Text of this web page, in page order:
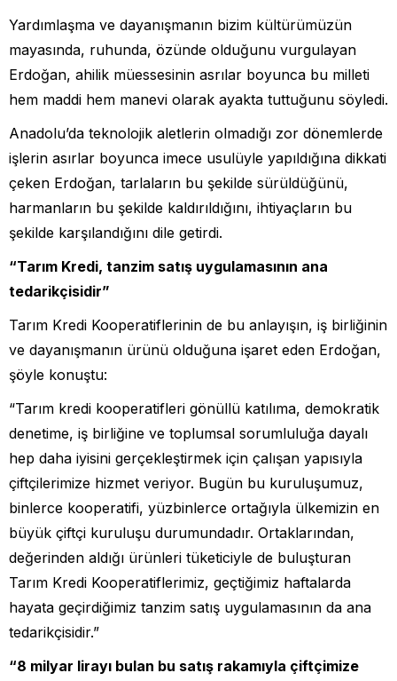
Yardımlaşma ve dayanışmanın bizim kültürümüzün
mayasında, ruhunda, özünde olduğunu vurgulayan
Erdoğan, ahilik müessesinin asrılar boyunca bu milleti
hem maddi hem manevi olarak ayakta tuttuğunu söyledi.
Anadolu’da teknolojik aletlerin olmadığı zor dönemlerde
işlerin asırlar boyunca imece usulüyle yapıldığına dikkati
çeken Erdoğan, tarlaların bu şekilde sürüldüğünü,
harmanların bu şekilde kaldırıldığını, ihtiyaçların bu
şekilde karşılandığını dile getirdi.
“Tarım Kredi, tanzim satış uygulamasının ana
tedarikçisidir”
Tarım Kredi Kooperatiflerinin de bu anlayışın, iş birliğinin
ve dayanışmanın ürünü olduğuna işaret eden Erdoğan,
şöyle konuştu:
“Tarım kredi kooperatifleri gönüllü katılıma, demokratik
denetime, iş birliğine ve toplumsal sorumluluğa dayalı
hep daha iyisini gerçekleştirmek için çalışan yapısıyla
çiftçilerimize hizmet veriyor. Bugün bu kuruluşumuz,
binlerce kooperatifi, yüzbinlerce ortağıyla ülkemizin en
büyük çiftçi kuruluşu durumundadır. Ortaklarından,
değerinden aldığı ürünleri tüketiciyle de buluşturan
Tarım Kredi Kooperatiflerimiz, geçtiğimiz haftalarda
hayata geçirdiğimiz tanzim satış uygulamasının da ana
tedarikçisidir.”
“8 milyar lirayı bulan bu satış rakamıyla çiftçimize